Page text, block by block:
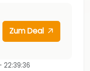
Zum Deal